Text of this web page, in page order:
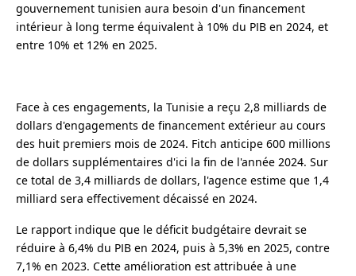
gouvernement tunisien aura besoin d'un financement
intérieur à long terme équivalent à 10% du PIB en 2024, et
entre 10% et 12% en 2025.
Face à ces engagements, la Tunisie a reçu 2,8 milliards de
dollars d'engagements de financement extérieur au cours
des huit premiers mois de 2024. Fitch anticipe 600 millions
de dollars supplémentaires d'ici la fin de l'année 2024. Sur
ce total de 3,4 milliards de dollars, l'agence estime que 1,4
milliard sera effectivement décaissé en 2024.
Le rapport indique que le déficit budgétaire devrait se
réduire à 6,4% du PIB en 2024, puis à 5,3% en 2025, contre
7,1% en 2023. Cette amélioration est attribuée à une